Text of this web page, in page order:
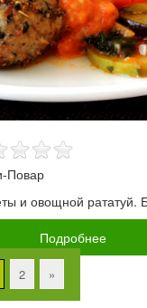
Повар
и овощной рататуй.
Подробнее
2 »